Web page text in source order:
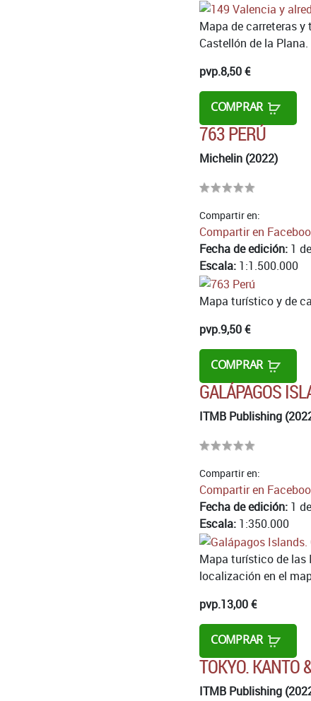
Mapa de carreteras
Castellón de la Plana.
pvp.8,50 €
COMPRAR
763 PERÚ
Michelin (2022)
Compartir en:
Compartir en
Fecha de edición: 1
Escala: 1:1.500.000
Mapa turístico y de
pvp.9,50 €
COMPRAR
GALÁPAGOS
ITMB Publishing
Compartir en:
Compartir en
Fecha de edición: 1
Escala: 1:350.000
Mapa turístico de las
localización en el
pvp.13,00 €
COMPRAR
TOKYO. KANTO
ITMB Publishing